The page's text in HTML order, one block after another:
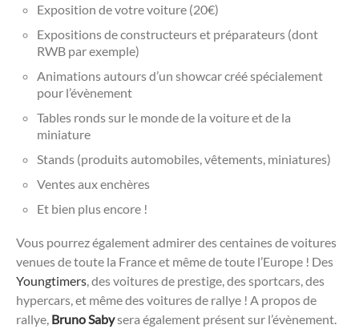
Exposition de votre voiture (20€)
Expositions de constructeurs et préparateurs (dont
RWB par exemple)
Animations autours d’un showcar créé spécialement
pour l’évènement
Tables ronds sur le monde de la voiture et de la
miniature
Stands (produits automobiles, vêtements, miniatures)
Ventes aux enchères
Et bien plus encore !
Vous pourrez également admirer des centaines de voitures
venues de toute la France et même de toute l’Europe ! Des
Youngtimers, des voitures de prestige, des sportcars, des
hypercars, et même des voitures de rallye ! A propos de
rallye, Bruno Sabysera également présent sur l’évènement.